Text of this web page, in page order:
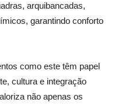
arquibancadas,
garantindo conforto
como este têm papel
cultura e integração
não apenas os